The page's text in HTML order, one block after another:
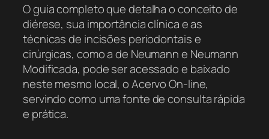
O guia completo que detalha o conceito de
diérese, sua importância clínica e as
técnicas de incisões periodontais e
cirúrgicas, como a de Neumann e Neumann
Modificada, pode ser acessado e baixado
neste mesmo local, o Acervo On-line,
servindo como uma fonte de consulta rápida
e prática.